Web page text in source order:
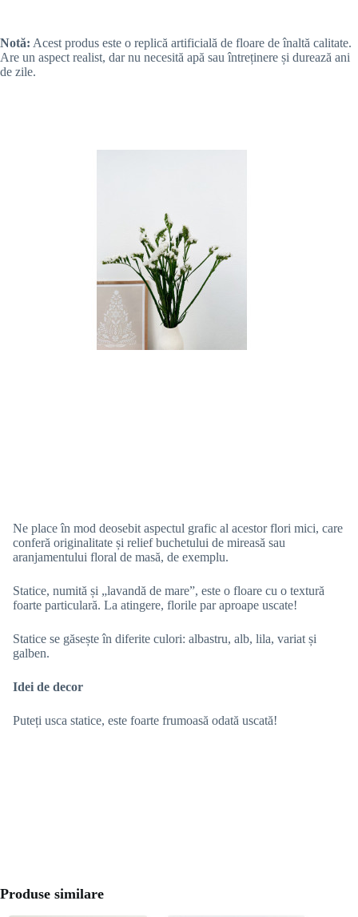
Notă: Acest produs este o replică artificială de floare de înaltă calitate.
Are un aspect realist, dar nu necesită apă sau întreținere și durează ani
de zile.
Ne place în mod deosebit aspectul grafic al acestor flori mici, care
conferă originalitate și relief buchetului de mireasă sau
aranjamentului floral de masă, de exemplu.
Statice, numită și „lavandă de mare”, este o floare cu o textură
foarte particulară. La atingere, florile par aproape uscate!
Statice se găsește în diferite culori: albastru, alb, lila, variat și
galben.
Idei de decor
Puteți usca statice, este foarte frumoasă odată uscată!
Produse similare